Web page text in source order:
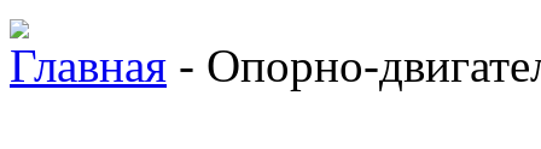
Главная - Опopно-